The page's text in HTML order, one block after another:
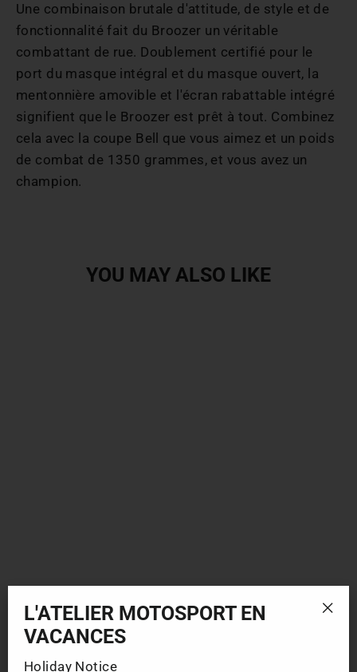
Une combinaison brutale d'attitude, de style et de
fonctionnalité fait du Broozer un véritable
combattant de rue. Doublement certifié pour le
port du masque intégral et du masque ouvert, la
mentonnière amovible et l'écran rabattable intégré
signifient que le Broozer est prêt à tout. Combinez
cela avec la coupe Bell que vous aimez et un poids
de combat de 1350 grammes, et vous avez un
champion.
YOU MAY ALSO LIKE
$349.99
L'ATELIER MOTOSPORT EN
VACANCES
Holiday Notice